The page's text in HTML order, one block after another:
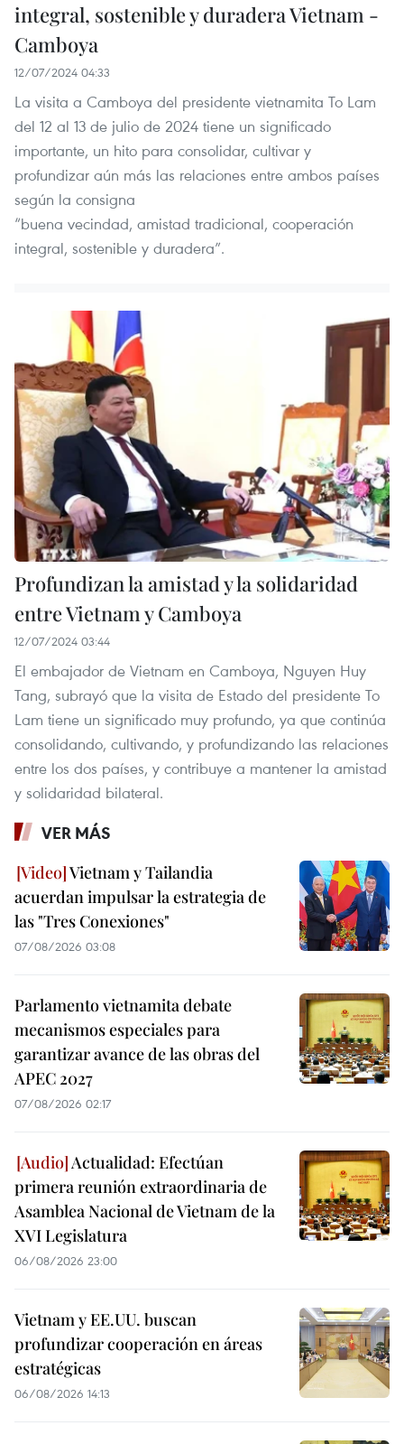
integral, sostenible y duradera Vietnam -
Camboya
12/07/2024 04:33
La visita a Camboya del presidente vietnamita To Lam
del 12 al 13 de julio de 2024 tiene un significado
importante, un hito para consolidar, cultivar y
profundizar aún más las relaciones entre ambos países
según la consigna
“buena vecindad, amistad tradicional, cooperación
integral, sostenible y duradera”.
Profundizan la amistad y la solidaridad
entre Vietnam y Camboya
12/07/2024 03:44
El embajador de Vietnam en Camboya, Nguyen Huy
Tang, subrayó que la visita de Estado del presidente To
Lam tiene un significado muy profundo, ya que continúa
consolidando, cultivando, y profundizando las relaciones
entre los dos países, y contribuye a mantener la amistad
y solidaridad bilateral.
VER MÁS
Vietnam y Tailandia
acuerdan impulsar la estrategia de
las "Tres Conexiones"
07/08/2026 03:08
Parlamento vietnamita debate
mecanismos especiales para
garantizar avance de las obras del
APEC 2027
07/08/2026 02:17
Actualidad: Efectúan
primera reunión extraordinaria de
Asamblea Nacional de Vietnam de la
XVI Legislatura
06/08/2026 23:00
Vietnam y EE.UU. buscan
profundizar cooperación en áreas
estratégicas
06/08/2026 14:13